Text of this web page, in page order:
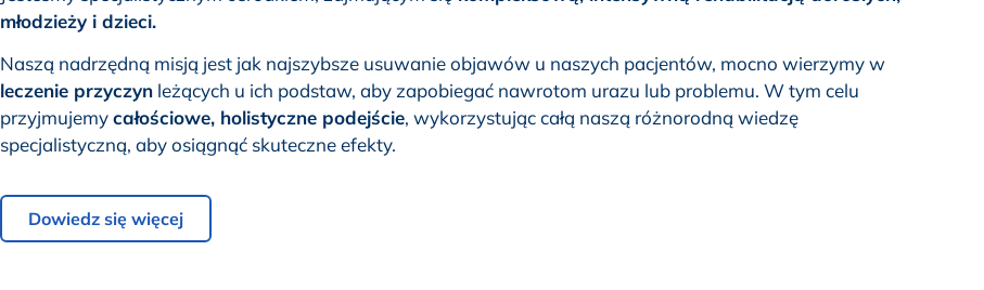
młodzieży i dzieci.
Naszą nadrzędną misją jest jak najszybsze usuwanie objawów u naszych pacjentów, mocno wierzymy w
leczenie przyczynleżących u ich podstaw, aby zapobiegać nawrotom urazu lub problemu. W tym celu
przyjmujemycałościowe, holistyczne podejście, wykorzystując całą naszą różnorodną wiedzę
specjalistyczną, aby osiągnąć skuteczne efekty.
Dowiedz się więcej